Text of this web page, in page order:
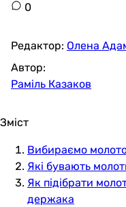
0
Редактор: Олена
Автор:
Раміль Казаков
Зміст
Вибираємо
Які бувають
Як підібрати
держака